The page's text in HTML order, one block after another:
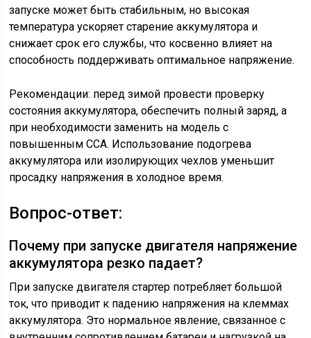
запуске может быть стабильным, но высокая
температура ускоряет старение аккумулятора и
снижает срок его службы, что косвенно влияет на
способность поддерживать оптимальное напряжение.
Рекомендации: перед зимой провести проверку
состояния аккумулятора, обеспечить полный заряд, а
при необходимости заменить на модель с
повышенным CCA. Использование подогрева
аккумулятора или изолирующих чехлов уменьшит
просадку напряжения в холодное время.
Вопрос-ответ:
Почему при запуске двигателя напряжение
аккумулятора резко падает?
При запуске двигателя стартер потребляет большой
ток, что приводит к падению напряжения на клеммах
аккумулятора. Это нормальное явление, связанное с